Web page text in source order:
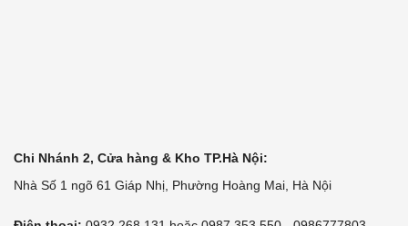
Chi Nhánh 2, Cửa hàng & Kho TP.Hà Nội:
Nhà Số 1 ngõ 61 Giáp Nhị, Phường Hoàng Mai, Hà Nội